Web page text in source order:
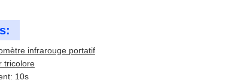
infrarouge portatif
tricolore
10s